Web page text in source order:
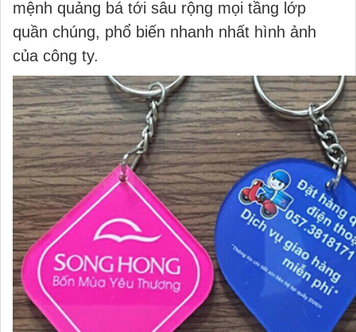
mệnh quảng bá tới sâu rộng mọi tầng lớp
quần chúng, phổ biến nhanh nhất hình ảnh
của công ty.